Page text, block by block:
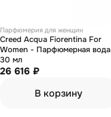
Парфюмерия для женщин
Creed Acqua Fiorentina For
Women - Парфюмерная вода
30 мл
26 616 ₽
В корзину